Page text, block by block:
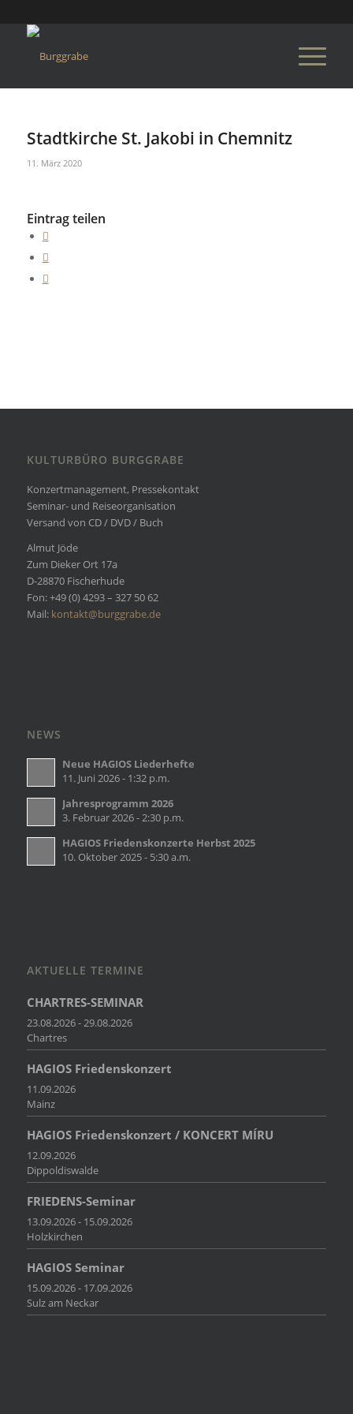
Stadtkirche St. Jakobi in Chemnitz
11. März 2020
Eintrag teilen
KULTURBÜRO BURGGRABE
Konzertmanagement, Pressekontakt
Seminar- und Reiseorganisation
Versand von CD / DVD / Buch
Almut Jöde
Zum Dieker Ort 17a
D-28870 Fischerhude
Fon: +49 (0) 4293 – 327 50 62
Mail: kontakt@burggrabe.de
NEWS
Neue HAGIOS Liederhefte
11. Juni 2026 - 1:32 p.m.
Jahresprogramm 2026
3. Februar 2026 - 2:30 p.m.
HAGIOS Friedenskonzerte Herbst 2025
10. Oktober 2025 - 5:30 a.m.
AKTUELLE TERMINE
CHARTRES-SEMINAR
23.08.2026 - 29.08.2026
Chartres
HAGIOS Friedenskonzert
11.09.2026
Mainz
HAGIOS Friedenskonzert / KONCERT MÍRU
12.09.2026
Dippoldiswalde
FRIEDENS-Seminar
13.09.2026 - 15.09.2026
Holzkirchen
HAGIOS Seminar
15.09.2026 - 17.09.2026
Sulz am Neckar